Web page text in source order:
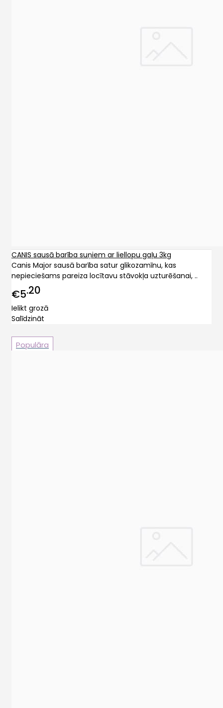
CANIS sausā barība suņiem ar liellopu gaļu 3kg
Canis Major sausā barība satur glikozamīnu, kas
nepieciešams pareiza locītavu stāvokļa uzturēšanai, ..
€5 20
Ielikt grozā
Salīdzināt
Populāra